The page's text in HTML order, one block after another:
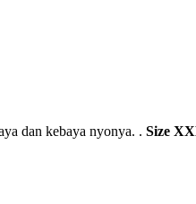
dan kebaya nyonya. . Size